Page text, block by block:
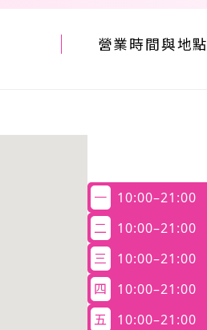
營業時間與地點
一
10:00–21:00
二
10:00–21:00
三
10:00–21:00
四
10:00–21:00
五
10:00–21:00